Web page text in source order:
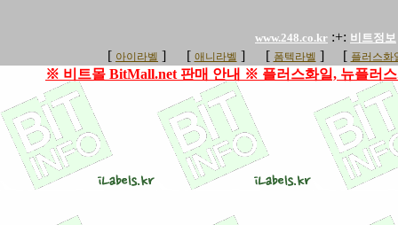
www.248.co.kr :+: 비트정보
[ 아이라벨 ] [ 애니라벨 ] [ 폼텍라벨 ] [ 플러스화
※ 비트몰 BitMall.net 판매 안내 ※ 플러스화일, 뉴플러